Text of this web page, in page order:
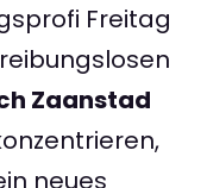
Freitag
Zaanstad